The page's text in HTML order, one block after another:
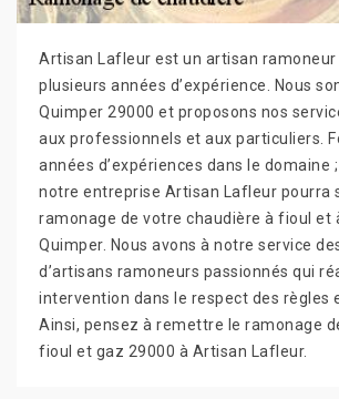
Artisan Lafleur est un artisan ramoneur
plusieurs années d’expérience. Nous
Quimper 29000 et proposons nos
aux professionnels et aux particuliers.
années d’expériences dans le domaine
notre entreprise Artisan Lafleur pourra
ramonage de votre chaudière à fioul et
Quimper. Nous avons à notre service
d’artisans ramoneurs passionnés qui
intervention dans le respect des règles
Ainsi, pensez à remettre le ramonage
fioul et gaz 29000 à Artisan Lafleur.